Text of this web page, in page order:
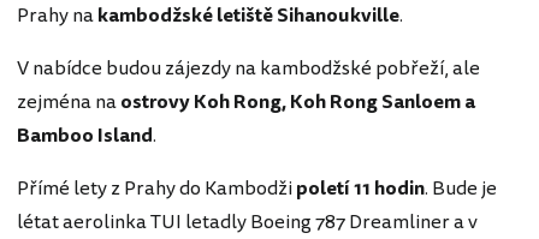
Prahy nakambodžské letiště Sihanoukville.
V nabídce budou zájezdy na kambodžské pobřeží, ale
zejména naostrovy Koh Rong, Koh Rong Sanloem a
Bamboo Island.
Přímé lety z Prahy do Kambodžipoletí 11 hodin. Bude je
létat aerolinka TUI letadly Boeing 787 Dreamliner a v